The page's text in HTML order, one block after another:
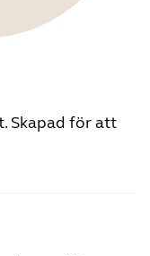
Skapad för att